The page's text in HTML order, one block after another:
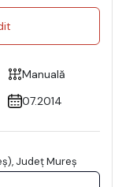
Manuală
07.2014
Județ Mureş